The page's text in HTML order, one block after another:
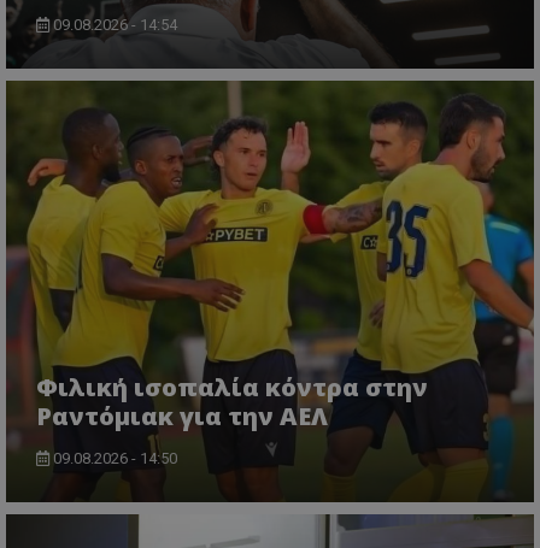
09.08.2026 - 14:54
Φιλική ισοπαλία κόντρα στην
Ραντόμιακ για την ΑΕΛ
09.08.2026 - 14:50